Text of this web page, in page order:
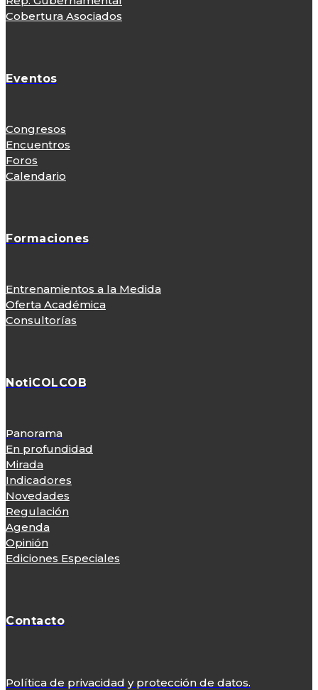
Cobertura Asociados
Eventos
Congresos
Encuentros
Foros
Calendario
Formaciones
Entrenamientos a la Medida
Oferta Académica
Consultorías
NotiCOLCOB
Panorama
En profundidad
Mirada
Indicadores
Novedades
Regulación
Agenda
Opinión
Ediciones Especiales
Contacto
Política de privacidad y protección de datos.